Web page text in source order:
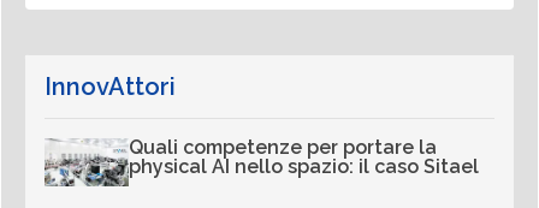
InnovAttori
Quali competenze per portare la
physical AI nello spazio: il caso Sitael